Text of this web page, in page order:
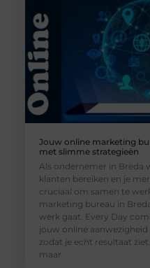
Jouw online marketing
met slimme strategieën
Als ondernemer in Breda
klanten bereiken en je
cruciaal om samen te
marketing bureau in
werk gaat. Every Day
jouw online
zodat je echt resultaat
maar